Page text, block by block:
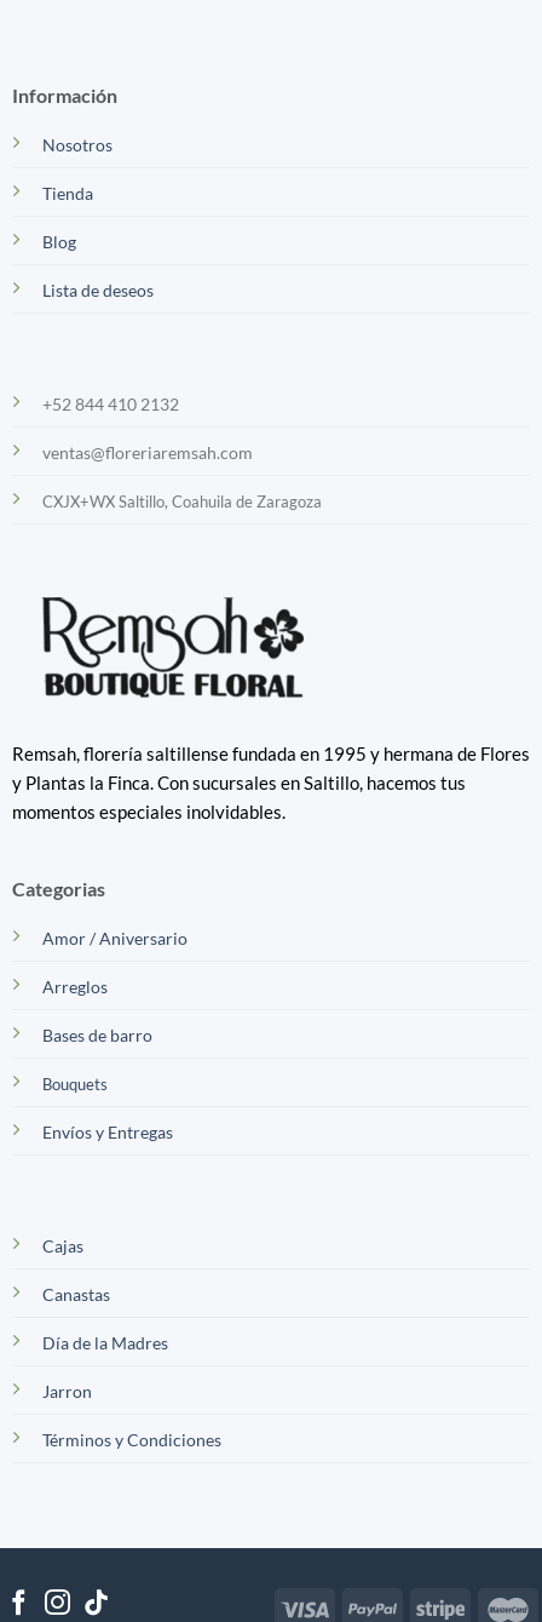
Remsah, florería saltillense fundada en 1995 y hermana de Flores
y Plantas la Finca. Con sucursales en Saltillo, hacemos tus
momentos especiales inolvidables.
Categorias
Amor / Aniversario
Arreglos
Bases de barro
Bouquets
Envíos y Entregas
Cajas
Canastas
Día de la Madres
Jarron
Términos y Condiciones
Información
Nosotros
Tienda
Blog
Lista de deseos
+52 844 410 2132
ventas@floreriaremsah.com
CXJX+WX Saltillo, Coahuila de Zaragoza